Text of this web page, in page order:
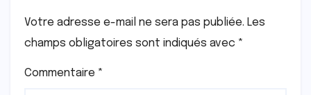
Votre adresse e-mail ne sera pas publiée. Les
champs obligatoires sont indiqués avec *
Commentaire *